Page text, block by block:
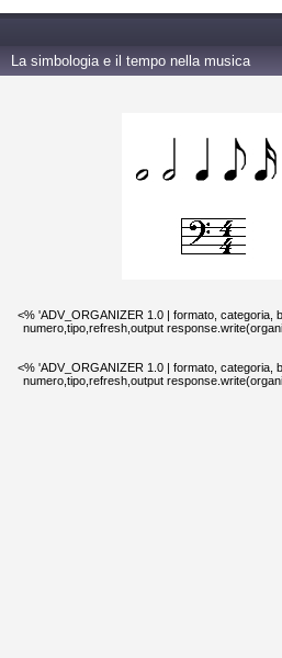
La simbologia e il tempo nella musica
<% 'ADV_ORGANIZER 1.0 | formato, categoria,
numero,tipo,refresh,output
<% 'ADV_ORGANIZER 1.0 | formato, categoria,
numero,tipo,refresh,output